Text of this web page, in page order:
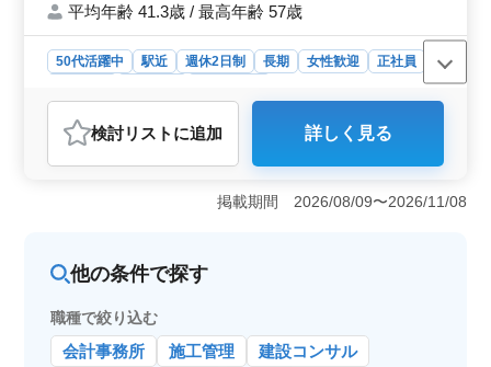
計業務の経験・知識・ノウハウを活かし会計
事務所を支えてくださる方、募集します！
お気軽にお問い合わせください。
平均年齢 41.3歳 / 最高年齢 57歳
50代活躍中 駅近 週休2日制 長期 女性歓迎
正社員
おすすめポイント
＜立地の利便性＞ この会計事務所は、広島市中区にあ
り、縮景園前駅からも近い場所に位置しています。通勤
ができます。 ＜働きやすい環境＞ 週休2日制を採用
保険完備で、長期的に安心して働くことが可能で
上ある方を募集市ます。税理士資格を持つ方は、その経
験と資格を活かして即戦力として活躍できます。専門ス
キルが高く評価される環境です。
検討リスト に追加 詳しく見る
掲載期間 2026/08/09〜2026/11/08
他の条件で探す
職種で絞り込む
会計事務所 施工管理
建設コンサル